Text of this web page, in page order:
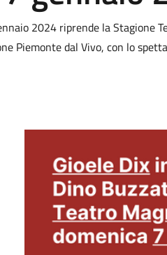
2024 riprende la Stagione
Piemonte dal Vivo, con lo